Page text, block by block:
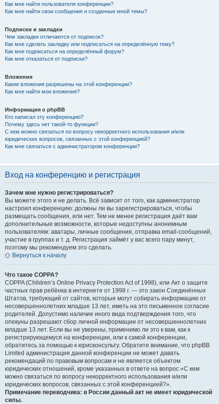
Как мне найти пользователя конференции?
Как мне найти свои сообщения и созданные мной темы?
Подписки и закладки
Чем закладки отличаются от подписок?
Как мне сделать закладку или подписаться на определённую тему?
Как мне подписаться на определённый форум?
Как мне отказаться от подписки?
Вложения
Какие вложения разрешены на этой конференции?
Как мне найти мои вложения?
Информация о phpBB
Кто написал эту конференцию?
Почему здесь нет такой-то функции?
С кем можно связаться по вопросу некорректного использования и/или
юридических вопросов, связанных с этой конференцией?
Как мне связаться с администратором конференции?
Вход на конференцию и регистрация
Зачем мне нужно регистрироваться?
Вы можете этого и не делать. Всё зависит от того, как администратор
настроил конференцию: должны ли вы зарегистрироваться, чтобы
размещать сообщения, или нет. Тем не менее регистрация даёт вам
дополнительные возможности, которые недоступны анонимным
пользователям: аватары, личные сообщения, отправка email-сообщений,
участие в группах и т. д. Регистрация займёт у вас всего пару минут,
поэтому мы рекомендуем это сделать.
Вернуться к началу
Что такое COPPA?
COPPA (Children’s Online Privacy Protection Act of 1998), или Акт о защите
частных прав ребёнка в интернете от 1998 г. — это закон Соединённых
Штатов, требующий от сайтов, которые могут собирать информацию от
несовершеннолетних младше 13 лет, иметь на это письменное согласие
родителей. Допустимо наличие иного вида подтверждения того, что
опекуны разрешают сбор личной информации от несовершеннолетних
младше 13 лет. Если вы не уверены, применимо ли это к вам, как к
регистрирующемуся на конференции, или к самой конференции,
обратитесь за помощью к юрисконсульту. Обратите внимание, что phpBB
Limited администрация данной конференции не может давать
рекомендаций по правовым вопросам и не является объектом
юридических отношений, кроме указанных в ответе на вопрос «С кем
можно связаться по вопросу некорректного использования и/или
юридических вопросов, связанных с этой конференцией?».
Примечание переводчика: в России данный акт не имеет юридической
силы.